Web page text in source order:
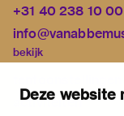
Deze website
+31 40 238 10 00
bekijk
activiteiten